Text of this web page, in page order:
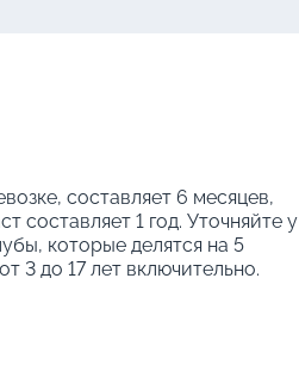
составляет 6 месяцев,
составляет 1 год. Уточняйте у
которые делятся на 5
3 до 17 лет включительно.